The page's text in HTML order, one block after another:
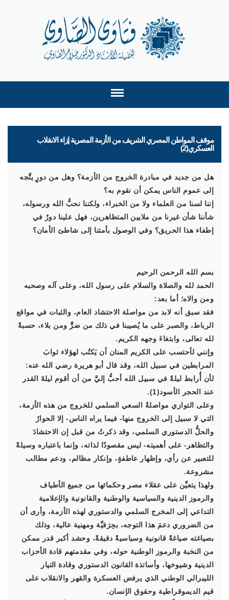
موقف المواطن المصري الشريف من الأزمة المصرية إزاء الانقلاب
العسكري(2)
هل من جديد في مبادرة الخروج من الأزمة؟ وهل من دورٍ يتَّجه
إلى عموم الناس يمكن أن نقوم به؟
إننا لسنا من العلماء ولا من الخبراء، ولكننا نحبُّ الله ورسوله،
شأننا شأن غيرنا من ملايين المتظاهرين، فهل علينا دورٌ في
إطفاء هذا الحريق؟ وفي الوصول بأمتنا إلى شاطئ الأمان؟
بسم الله الرحمن الرحيم
الحمد لله والصلاة والسلام على رسول الله، وعلى آله وصحبه
ومن والاه؛ أما بعد:
فقد سبق أنه لابد من مواصلة الاحتشاد العام، والثبات في مواقع
الرباط، والصبر على ما يُصيبنا في ذلك من ضرٍّ ومن بلاء، حسبةً
لله تعالى، وابتغاءَ وجهه الكريم.
وإنني لأحتسب على الكريم المنان أن يَكتُب لهؤلاء ثوابَ
المرابطين في سبيل الله، وقد قال أبو هريرة رضي الله عنه:
لأن أُرابط ليلةً في سبيل الله أحبُّ إليَّ من أن أقوم ليلةَ القدر
عند الحجر الأسود(1).
وعلى التوازي مواصلةُ السعي السلمي للخروج من هذه الأزمة،
التي لا سبيل إلى الخروج منها- فيما يراه الناس- إلا الحوارُ
والحلُّ الدستوري السلمي، وقد ذكرتُ من قبل إن الاحتشادَ
والتظاهر- على أهميته- ليس مقصودًا لذاته، وإنما باعتباره وسيلةً
للتعبير عن رأي، وإظهار عاطفةٍ، وإنكار مظالم، ودعم مطالب
مشروعة.
ولهذا يتعيَّن على عقلاء مصر وحكمائها من جميع الأطياف
والرموز الدينية والسياسية والوطنية والقانونية والإعلامية
التداعي إلى المخرج السلمي والدستوري لهذه الأزمة، وأرى أن
من الضروري دعمَ هذا التوجه، بحِرَفيَّة ومهنية عالية، وذلك
بصياغته صياغةً قانونية وسياسيةً دقيقةً، وحشد أكبر قدر ممكن
من النخبة والرموز الوطنية حوله، وفي مقدمتهم قادة الأحزاب
الدينية وشيوخها، وأساتذة القانون الدستوري وقادة التيار
الليبرالي الوطني الذي يرفض العسكرة والقهر والانقلاب على
قيم الديموقراطية وحقوق الإنسان.